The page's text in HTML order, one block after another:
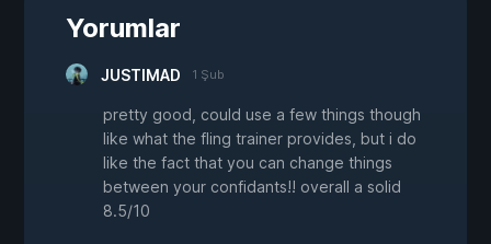
Yorumlar
JUSTIMAD 1 Şub
pretty good, could use a few things though
like what the fling trainer provides, but i do
like the fact that you can change things
between your confidants!! overall a solid
8.5/10